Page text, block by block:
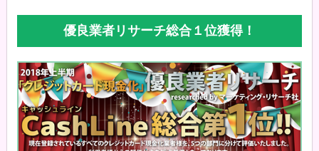
優良業者リサーチ総合１位獲得！